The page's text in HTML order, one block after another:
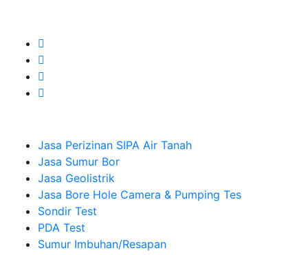
Jasa Perizinan SIPA Air Tanah
Jasa Sumur Bor
Jasa Geolistrik
Jasa Bore Hole Camera & Pumping Tes
Sondir Test
PDA Test
Sumur Imbuhan/Resapan